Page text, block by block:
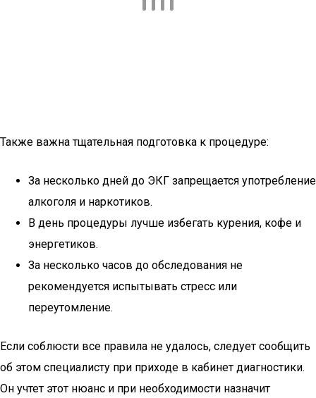
Также важна тщательная подготовка к процедуре:
За несколько дней до ЭКГ запрещается употребление
алкоголя и наркотиков.
В день процедуры лучше избегать курения, кофе и
энергетиков.
За несколько часов до обследования не
рекомендуется испытывать стресс или
переутомление.
Если соблюсти все правила не удалось, следует сообщить
об этом специалисту при приходе в кабинет диагностики.
Он учтет этот нюанс и при необходимости назначит